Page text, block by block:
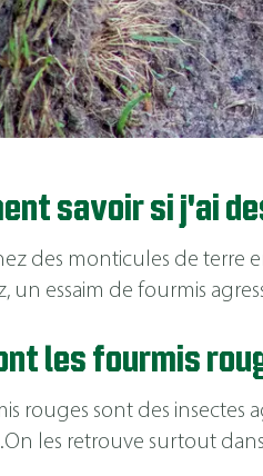
savoir si j'ai
des monticules de terre
un essaim de fourmis
les fourmis
rouges sont des insectes
les retrouve surtout